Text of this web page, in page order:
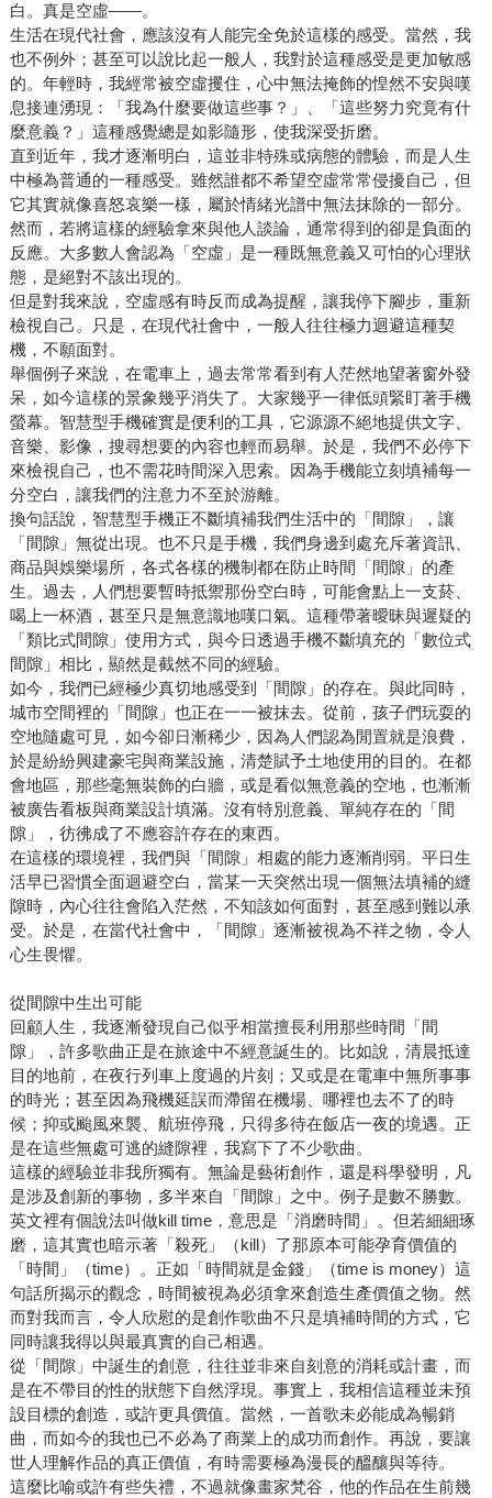
白。真是空虛——。
生活在現代社會，應該沒有人能完全免於這樣的感受。當然，我
也不例外；甚至可以說比起一般人，我對於這種感受是更加敏感
的。年輕時，我經常被空虛攫住，心中無法掩飾的惶然不安與嘆
息接連湧現：「我為什麼要做這些事？」、「這些努力究竟有什
麼意義？」這種感覺總是如影隨形，使我深受折磨。
直到近年，我才逐漸明白，這並非特殊或病態的體驗，而是人生
中極為普通的一種感受。雖然誰都不希望空虛常常侵擾自己，但
它其實就像喜怒哀樂一樣，屬於情緒光譜中無法抹除的一部分。
然而，若將這樣的經驗拿來與他人談論，通常得到的卻是負面的
反應。大多數人會認為「空虛」是一種既無意義又可怕的心理狀
態，是絕對不該出現的。
但是對我來說，空虛感有時反而成為提醒，讓我停下腳步，重新
檢視自己。只是，在現代社會中，一般人往往極力迴避這種契
機，不願面對。
舉個例子來說，在電車上，過去常常看到有人茫然地望著窗外發
呆，如今這樣的景象幾乎消失了。大家幾乎一律低頭緊盯著手機
螢幕。智慧型手機確實是便利的工具，它源源不絕地提供文字、
音樂、影像，搜尋想要的內容也輕而易舉。於是，我們不必停下
來檢視自己，也不需花時間深入思索。因為手機能立刻填補每一
分空白，讓我們的注意力不至於游離。
換句話說，智慧型手機正不斷填補我們生活中的「間隙」，讓
「間隙」無從出現。也不只是手機，我們身邊到處充斥著資訊、
商品與娛樂場所，各式各樣的機制都在防止時間「間隙」的產
生。過去，人們想要暫時抵禦那份空白時，可能會點上一支菸、
喝上一杯酒，甚至只是無意識地嘆口氣。這種帶著曖昧與遲疑的
「類比式間隙」使用方式，與今日透過手機不斷填充的「數位式
間隙」相比，顯然是截然不同的經驗。
如今，我們已經極少真切地感受到「間隙」的存在。與此同時，
城市空間裡的「間隙」也正在一一被抹去。從前，孩子們玩耍的
空地隨處可見，如今卻日漸稀少，因為人們認為閒置就是浪費，
於是紛紛興建豪宅與商業設施，清楚賦予土地使用的目的。在都
會地區，那些毫無裝飾的白牆，或是看似無意義的空地，也漸漸
被廣告看板與商業設計填滿。沒有特別意義、單純存在的「間
隙」，彷彿成了不應容許存在的東西。
在這樣的環境裡，我們與「間隙」相處的能力逐漸削弱。平日生
活早已習慣全面迴避空白，當某一天突然出現一個無法填補的縫
隙時，內心往往會陷入茫然，不知該如何面對，甚至感到難以承
受。於是，在當代社會中，「間隙」逐漸被視為不祥之物，令人
心生畏懼。
從間隙中生出可能
回顧人生，我逐漸發現自己似乎相當擅長利用那些時間「間
隙」，許多歌曲正是在旅途中不經意誕生的。比如說，清晨抵達
目的地前，在夜行列車上度過的片刻；又或是在電車中無所事事
的時光；甚至因為飛機延誤而滯留在機場、哪裡也去不了的時
候；抑或颱風來襲、航班停飛，只得多待在飯店一夜的境遇。正
是在這些無處可逃的縫隙裡，我寫下了不少歌曲。
這樣的經驗並非我所獨有。無論是藝術創作，還是科學發明，凡
是涉及創新的事物，多半來自「間隙」之中。例子是數不勝數。
英文裡有個說法叫做kill time，意思是「消磨時間」。但若細細琢
磨，這其實也暗示著「殺死」（kill）了那原本可能孕育價值的
「時間」（time）。正如「時間就是金錢」（time is money）這
句話所揭示的觀念，時間被視為必須拿來創造生產價值之物。然
而對我而言，令人欣慰的是創作歌曲不只是填補時間的方式，它
同時讓我得以與最真實的自己相遇。
從「間隙」中誕生的創意，往往並非來自刻意的消耗或計畫，而
是在不帶目的性的狀態下自然浮現。事實上，我相信這種並未預
設目標的創造，或許更具價值。當然，一首歌未必能成為暢銷
曲，而如今的我也已不必為了商業上的成功而創作。再說，要讓
世人理解作品的真正價值，有時需要極為漫長的醞釀與等待。
這麼比喻或許有些失禮，不過就像畫家梵谷，他的作品在生前幾